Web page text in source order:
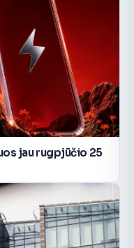
jau rugpjūčio 25